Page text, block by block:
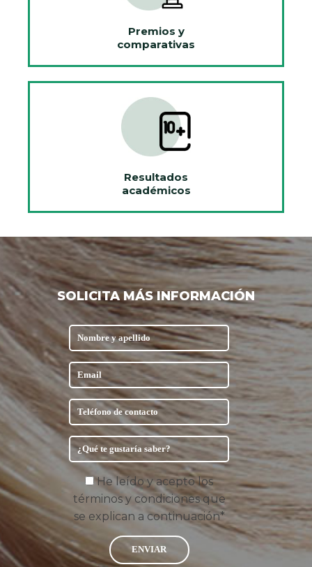
Premios y
comparativas
Resultados
académicos
SOLICITA MÁS INFORMACIÓN
He leído y acepto los
términos y condiciones que
se explican a continuación*
ENVIAR